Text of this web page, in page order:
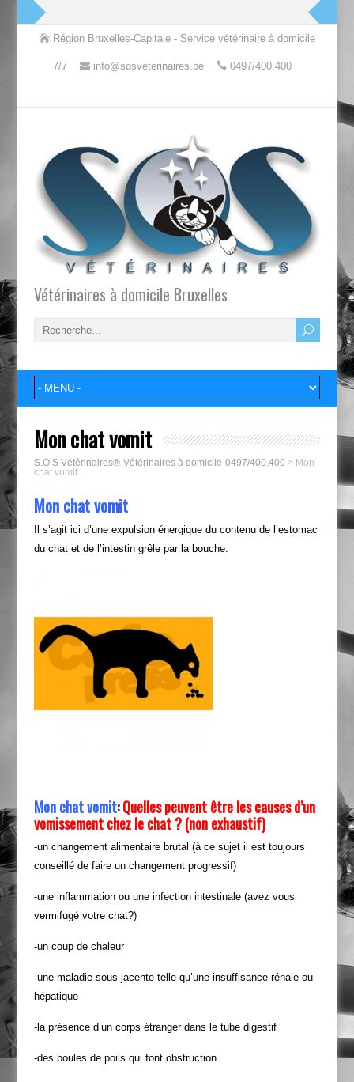
Région Bruxelles-Capitale - Service vétérinaire à domicile
7/7 info@sosveterinaires.be 0497/400.400
Vétérinaires à domicile Bruxelles
Mon chat vomit
S.O.S Vétérinaires®-Vétérinaires à domicile-0497/400.400 > Mon
chat vomit
Mon chat vomit
Il s’agit ici d’une expulsion énergique du contenu de l’estomac
du chat et de l’intestin grêle par la bouche.
Mon chat vomit:Quelles peuvent être les causes d’un
vomissement chez le chat ? (non exhaustif)
-un changement alimentaire brutal (à ce sujet il est toujours
conseillé de faire un changement progressif)
-une inflammation ou une infection intestinale (avez vous
vermifugé votre chat?)
-un coup de chaleur
-une maladie sous-jacente telle qu’une insuffisance rénale ou
hépatique
-la présence d’un corps étranger dans le tube digestif
-des boules de poils qui font obstruction